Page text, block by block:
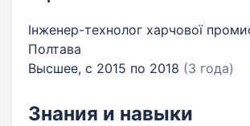
Інженер-технолог харчової
Полтава
Высшее, с 2015 по 2018 (3 года)
Знания и навыки